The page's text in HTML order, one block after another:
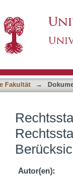
unter
Fakultät →
Autor(en):